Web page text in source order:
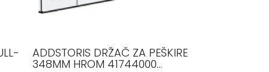
ADDSTORIS DRŽAČ ZA PEŠKIRE
348MM HROM 41744000